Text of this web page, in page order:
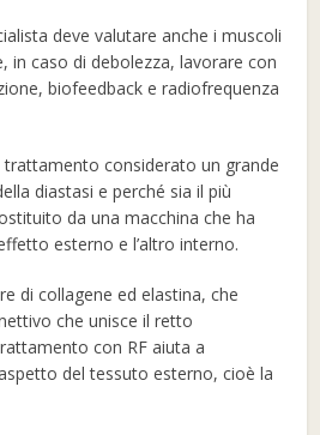
deve valutare anche i muscoli
in caso di debolezza, lavorare con
biofeedback e radiofrequenza
trattamento considerato un grande
diastasi e perché sia ​​il più
da una macchina che ha
esterno e l’altro interno.
di collagene ed elastina, che
che unisce il retto
con RF aiuta a
del tessuto esterno, cioè la